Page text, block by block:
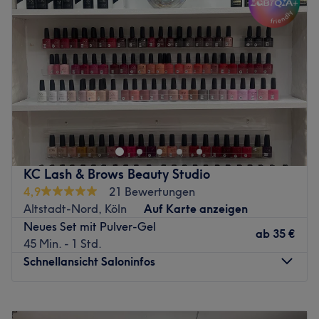
Donnerstag
09:00–20:00
Freitag
09:00 –20:00
Samstag
09:00 –19:30
Sonntag
Geschlossen
Ein gepflegtes Äußeres bis in die Fingerspitzen ist für
viele ein Muss. Daher schaue im Salon Nails for you in
Köln, Altstadt-Nord vorbei und lass dich von
professionellen Leistungen und mit Bedacht
ausgewählten Produkten überzeugen. Ob
Nagelmodellagen, erfrischende Maniküren oder
ausgefallene Nageldesigns - hier bleibt kein Wunsch
offen. Obendrein kannst du dir auch tolle
Wimpernverlängerungen gönnen. Komm vorbei und lass
dich überzeugen.
KC Lash & Brows Beauty Studio
4,9
21 Bewertungen
Altstadt-Nord, Köln
Auf Karte anzeigen
Neues Set mit Pulver-Gel
45 Min. - 1 Std.
ab 35 €
Schnellansicht Saloninfos